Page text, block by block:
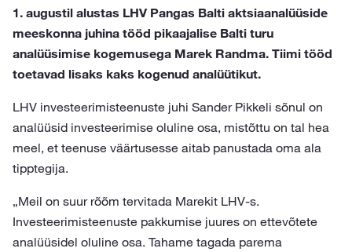
1. augustil alustas LHV Pangas Balti aktsiaanalüüside
meeskonna juhina tööd pikaajalise Balti turu
analüüsimise kogemusega Marek Randma. Tiimi tööd
toetavad lisaks kaks kogenud analüütikut.
LHV investeerimisteenuste juhi Sander Pikkeli sõnul on
analüüsid investeerimise oluline osa, mistõttu on tal hea
meel, et teenuse väärtusesse aitab panustada oma ala
tipptegija.
„Meil on suur rõõm tervitada Marekit LHV-s.
Investeerimisteenuste pakkumise juures on ettevõtete
analüüsidel oluline osa. Tahame tagada parema